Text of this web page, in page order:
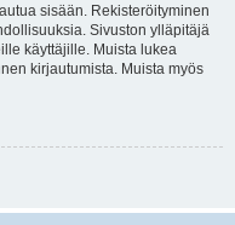
sisään. Rekisteröityminen
Sivuston ylläpitäjä
käyttäjille. Muista lukea
kirjautumista. Muista myös